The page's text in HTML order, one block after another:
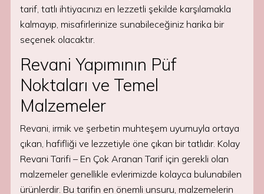
tarif, tatlı ihtiyacınızı en lezzetli şekilde karşılamakla
kalmayıp, misafirlerinize sunabileceğiniz harika bir
seçenek olacaktır.
Revani Yapımının Püf
Noktaları ve Temel
Malzemeler
Revani, irmik ve şerbetin muhteşem uyumuyla ortaya
çıkan, hafifliği ve lezzetiyle öne çıkan bir tatlıdır. Kolay
Revani Tarifi – En Çok Aranan Tarif için gerekli olan
malzemeler genellikle evlerimizde kolayca bulunabilen
ürünlerdir. Bu tarifin en önemli unsuru, malzemelerin